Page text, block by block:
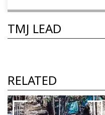
TMJ LEAD
RELATED